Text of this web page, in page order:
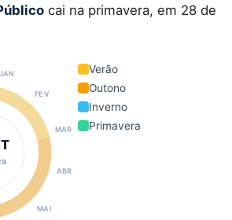
cai na primavera, em 28 de
JAN
FEV
MAR
ABR
MAI
Verão
Outono
Inverno
Primavera